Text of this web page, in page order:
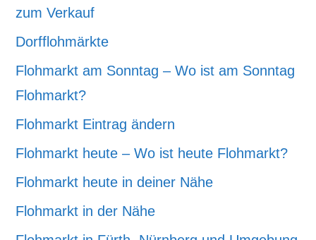
zum Verkauf
Dorfflohmärkte
Flohmarkt am Sonntag – Wo ist am Sonntag
Flohmarkt?
Flohmarkt Eintrag ändern
Flohmarkt heute – Wo ist heute Flohmarkt?
Flohmarkt heute in deiner Nähe
Flohmarkt in der Nähe